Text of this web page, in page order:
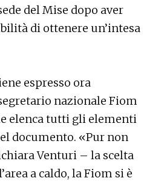
del Mise dopo aver
di ottenere un’intesa
espresso ora
nazionale Fiom
elenca tutti gli elementi
documento. «Pur non
Venturi – la scelta
a caldo, la Fiom si è